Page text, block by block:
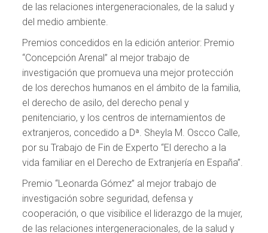
de las relaciones intergeneracionales, de la salud y
del medio ambiente.
Premios concedidos en la edición anterior: Premio
“Concepción Arenal” al mejor trabajo de
investigación que promueva una mejor protección
de los derechos humanos en el ámbito de la familia,
el derecho de asilo, del derecho penal y
penitenciario, y los centros de internamientos de
extranjeros, concedido a Dª. Sheyla M. Oscco Calle,
por su Trabajo de Fin de Experto “El derecho a la
vida familiar en el Derecho de Extranjería en España”.
Premio “Leonarda Gómez” al mejor trabajo de
investigación sobre seguridad, defensa y
cooperación, o que visibilice el liderazgo de la mujer,
de las relaciones intergeneracionales, de la salud y